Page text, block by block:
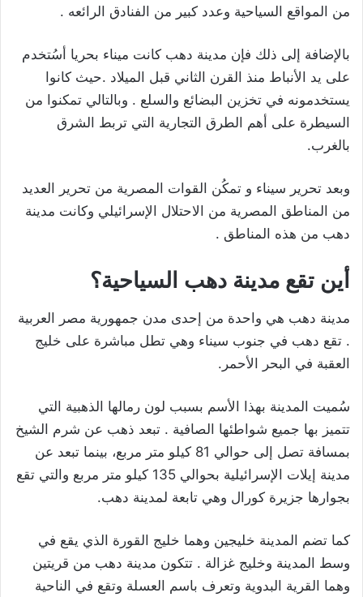
من المواقع السياحية وعدد كبير من الفنادق الرائعه .
بالإضافة إلى ذلك فإن مدينة دهب كانت ميناء بحريا أسُتخدم
على يد الأنباط منذ القرن الثاني قبل الميلاد .حيث كانوا
يستخدمونه في تخزين البضائع والسلع . وبالتالي تمكنوا من
السيطرة على أهم الطرق التجارية التي تربط الشرق
بالغرب.
وبعد تحرير سيناء و تمكُن القوات المصرية من تحرير العديد
من المناطق المصرية من الاحتلال الإسرائيلي وكانت مدينة
دهب من هذه المناطق .
أين تقع مدينة دهب السياحية؟
مدينة دهب هي واحدة من إحدى مدن جمهورية مصر العربية
. تقع دهب في جنوب سيناء وهي تطل مباشرة على خليج
العقبة في البحر الأحمر.
سُميت المدينة بهذا الأسم بسبب لون رمالها الذهبية التي
تتميز بها جميع شواطئها الصافية . تبعد ذهب عن شرم الشيخ
بمسافة تصل إلى حوالي 81 كيلو متر مربع، بينما تبعد عن
مدينة إيلات الإسرائيلية بحوالي 135 كيلو متر مربع والتي تقع
بجوارها جزيرة كورال وهي تابعة لمدينة دهب.
كما تضم المدينة خليجين وهما خليج القورة الذي يقع في
وسط المدينة وخليج غزالة . تتكون مدينة دهب من قريتين
وهما القرية البدوية وتعرف باسم العسلة وتقع في الناحية